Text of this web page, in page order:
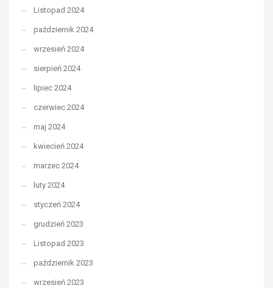
Listopad 2024
październik 2024
wrzesień 2024
sierpień 2024
lipiec 2024
czerwiec 2024
maj 2024
kwiecień 2024
marzec 2024
luty 2024
styczeń 2024
grudzień 2023
Listopad 2023
październik 2023
wrzesień 2023